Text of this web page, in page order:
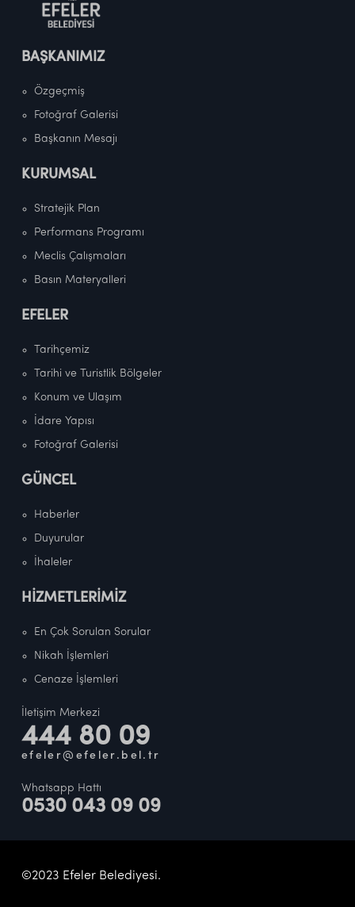
BAŞKANIMIZ
Özgeçmiş
Fotoğraf Galerisi
Başkanın Mesajı
KURUMSAL
Stratejik Plan
Performans Programı
Meclis Çalışmaları
Basın Materyalleri
EFELER
Tarihçemiz
Tarihi ve Turistlik Bölgeler
Konum ve Ulaşım
İdare Yapısı
Fotoğraf Galerisi
GÜNCEL
Haberler
Duyurular
İhaleler
HİZMETLERİMİZ
En Çok Sorulan Sorular
Nikah İşlemleri
Cenaze İşlemleri
İletişim Merkezi
444 80 09
efeler@efeler.bel.tr
Whatsapp Hattı
0530 043 09 09
©2023 Efeler Belediyesi.